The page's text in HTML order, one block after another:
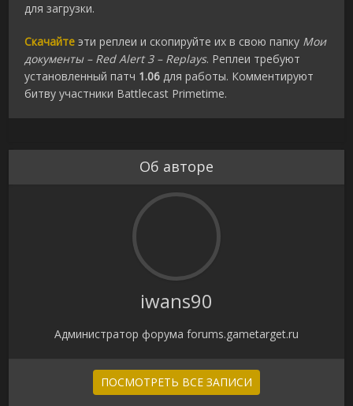
для загрузки.
Скачайте эти реплеи и скопируйте их в свою папку Мои
документы – Red Alert 3 – Replays. Реплеи требуют
установленный патч 1.06 для работы. Комментируют
битву участники Battlecast Primetime.
Об авторе
iwans90
Администратор форума forums.gametarget.ru
ПОСМОТРЕТЬ ВСЕ ЗАПИСИ